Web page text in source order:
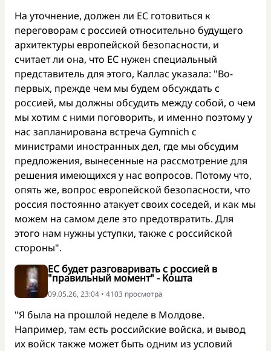
На уточнение, должен ли ЕС готовиться к
переговорам с россией относительно будущего
архитектуры европейской безопасности, и
считает ли она, что ЕС нужен специальный
представитель для этого, Каллас указала: "Во-
первых, прежде чем мы будем обсуждать с
россией, мы должны обсудить между собой, о чем
мы хотим с ними поговорить, и именно поэтому у
нас запланирована встреча Gymnich с
министрами иностранных дел, где мы обсудим
предложения, вынесенные на рассмотрение для
решения имеющихся у нас вопросов. Потому что,
опять же, вопрос европейской безопасности, что
россия постоянно атакует своих соседей, и как мы
можем на самом деле это предотвратить. Для
этого нам нужны уступки, также с российской
стороны".
ЕС будет разговаривать с россией в
"правильный момент" - Кошта
09.05.26, 23:04 • 4103 просмотра
"Я была на прошлой неделе в Молдове.
Например, там есть российские войска, и вывод
их войск также может быть одним из условий